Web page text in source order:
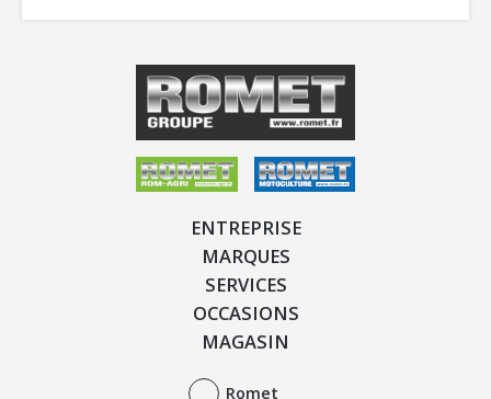
ENTREPRISE
MARQUES
SERVICES
OCCASIONS
MAGASIN
Romet